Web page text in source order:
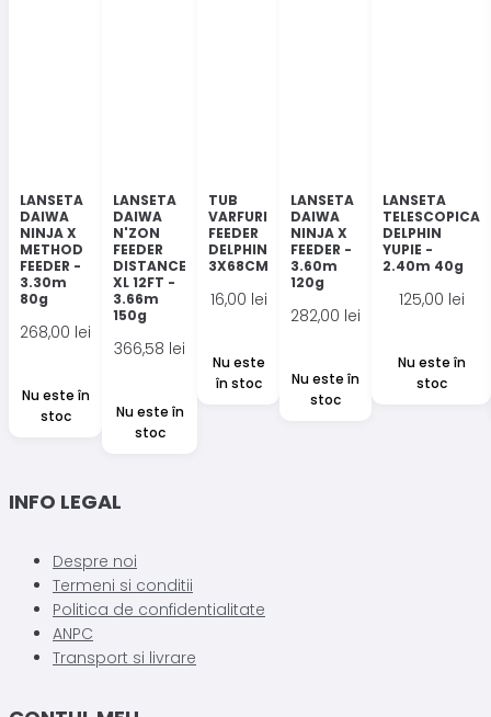
LANSETA
DAIWA
NINJA X
METHOD
FEEDER -
3.30m
80g
268,00 lei
Nu este în
stoc
LANSETA
DAIWA
N'ZON
FEEDER
DISTANCE
XL 12FT -
3.66m
150g
366,58 lei
Nu este în
stoc
TUB
VARFURI
FEEDER
DELPHIN
3X68CM
16,00 lei
Nu este
în stoc
LANSETA
DAIWA
NINJA X
FEEDER -
3.60m
120g
282,00 lei
Nu este în
stoc
LANSETA
TELESCOPICA
DELPHIN
YUPIE -
2.40m 40g
125,00 lei
Nu este în
stoc
INFO LEGAL
Despre noi
Termeni si conditii
Politica de confidentialitate
ANPC
Transport si livrare